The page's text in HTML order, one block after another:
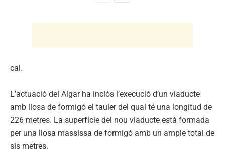
cal.
L’actuació del Algar ha inclòs l’execució d’un viaducte
amb llosa de formigó el tauler del qual té una longitud de
226 metres. La superfície del nou viaducte està formada
per una llosa massissa de formigó amb un ample total de
sis metres.